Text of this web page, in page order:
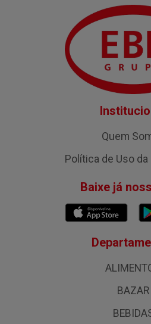
Quem
Política de Uso
Baixe já
BAZAR